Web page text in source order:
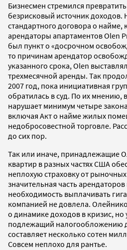
Бизнесмен стремился
безрисковый источник доходов.
стандартного договора о
арендаторы апартаментов Olen
был пункт о «досрочном
то причинам арендатор
указанного срока, Olen
трехмесячной аренды. Так
2007 год, пока инициативная
обратилась в суд. По их мнению,
нарушает минимум четыре
включая Акт о найме жилых
недобросовестной торговле.
до сих пор.
Так или иначе, принадлежащие
квартир в разных частях США
неплохую страховку от
значительная часть
необходимость выплачивать
компанией не довлела.
о динамике доходов в кризис, но
подлежащий налогообложению
составляет несколько сотен
Совсем неплохо для рантье.